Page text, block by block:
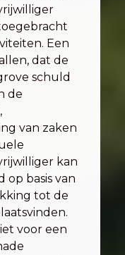
Een
dat de
schuld
de
van zaken
kan
op basis van
tot de
voor een